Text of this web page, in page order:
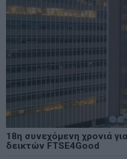
18η συνεχόμενη χρονιά
δεικτών FTSE4Good